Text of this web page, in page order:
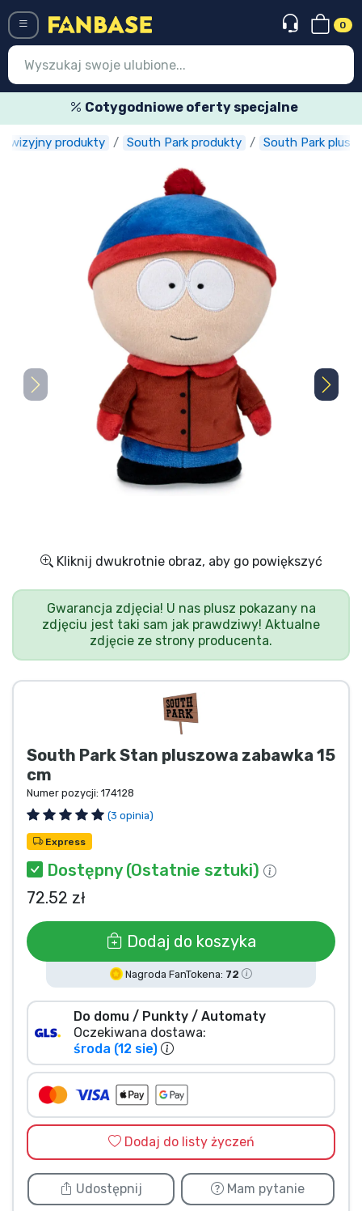
0
Cotygodniowe oferty specjalne
produkty South Park produkty South Park
Kliknij dwukrotnie obraz, aby go powiększyć
Gwarancja zdjęcia! U nas plusz pokazany na
zdjęciu jest taki sam jak prawdziwy! Aktualne
zdjęcie ze strony producenta.
South Park Stan pluszowa zabawka 15
cm
Numer pozycji: 174128
(3 opinia)
Express
Dostępny (Ostatnie sztuki)
72.52 zł
Dodaj do koszyka
Nagroda FanTokena: 72
Do domu / Punkty / Automaty
Oczekiwana dostawa:
środa (12 sie)
Dodaj do listy życzeń
Udostępnij Mam pytanie
Wejście Rejestracja
Najnowsze rzeczy
Oferty specjalne
Doręczenie ekspresowe
Przedsprzedaż
Outlet produkty
Wysyłka i płatność
Rzeczy seryjne
Rzeczy filmowe
Rzeczy z anime
Rzeczy dla graczy
Rzeczy sportowe
Typy produktów
Marki